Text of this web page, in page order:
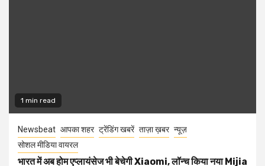
1 min read
Newsbeat आपका शहर ट्रेंडिंग खबरें ताज़ा ख़बर न्यूज़
सोशल मीडिया वायरल
भारत में अब होम एप्लायंसेज भी बेचेगी Xiaomi, लॉन्च किया नया Mijia